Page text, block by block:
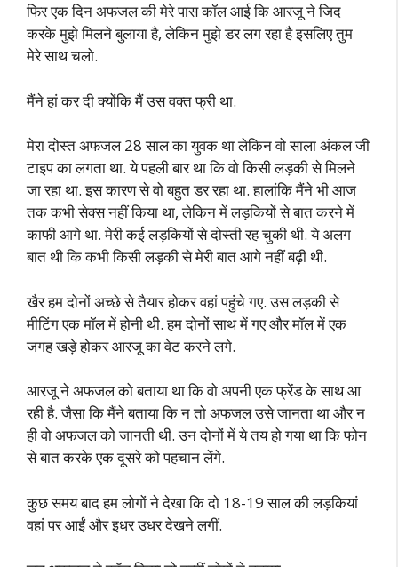
फिर एक दिन अफजल की मेरे पास कॉल आई कि आरजू ने जिद
करके मुझे मिलने बुलाया है, लेकिन मुझे डर लग रहा है इसलिए तुम
मेरे साथ चलो.
मैंने हां कर दी क्योंकि मैं उस वक्त फ्री था.
मेरा दोस्त अफजल 28 साल का युवक था लेकिन वो साला अंकल जी
टाइप का लगता था. ये पहली बार था कि वो किसी लड़की से मिलने
जा रहा था. इस कारण से वो बहुत डर रहा था. हालांकि मैंने भी आज
तक कभी सेक्स नहीं किया था, लेकिन में लड़कियों से बात करने में
काफी आगे था. मेरी कई लड़कियों से दोस्ती रह चुकी थी. ये अलग
बात थी कि कभी किसी लड़की से मेरी बात आगे नहीं बढ़ी थी.
खैर हम दोनों अच्छे से तैयार होकर वहां पहुंचे गए. उस लड़की से
मीटिंग एक मॉल में होनी थी. हम दोनों साथ में गए और मॉल में एक
जगह खड़े होकर आरजू का वेट करने लगे.
आरजू ने अफजल को बताया था कि वो अपनी एक फ्रेंड के साथ आ
रही है. जैसा कि मैंने बताया कि न तो अफजल उसे जानता था और न
ही वो अफजल को जानती थी. उन दोनों में ये तय हो गया था कि फोन
से बात करके एक दूसरे को पहचान लेंगे.
कुछ समय बाद हम लोगों ने देखा कि दो 18-19 साल की लड़कियां
वहां पर आईं और इधर उधर देखने लगीं.